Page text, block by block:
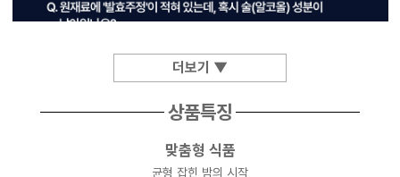
더보기 ▼
상품특징
맞춤형 식품
균형 잡힌 밤의 시작